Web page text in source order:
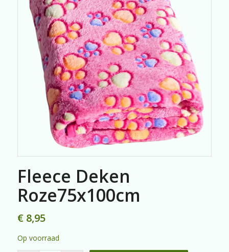
Fleece Deken
Roze75x100cm
€8,95
Op voorraad